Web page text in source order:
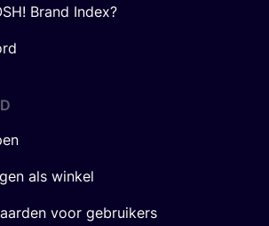
Brand Index?
als winkel
voor gebruikers